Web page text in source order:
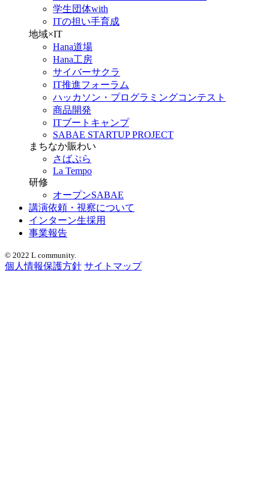
学生団体with
ITの担い手育成
地域×IT
Hana道場
Hana工房
サイバーサクラ
IT推進フォーラム
ハッカソン・プログラミングコンテスト
商品開発
ITブートキャンプ
SABAE STARTUP PROJECT
まちなか賑わい
さばぷら
La Tempo
研修
オープンSABAE
講演依頼・視察について
インターン生採用
事業報告
© 2022 L community.
個人情報保護方針 サイトマップ